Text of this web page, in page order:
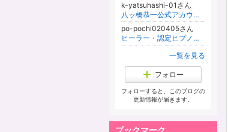
k-yatsuhashi-01さん
八ッ橋恭一公式アカウント(唯一無二アカウント)公式ブログ「博麗大世界へようこそ」
po-pochi020405さん
ヒーラー・認定ヒプノセラピスト/♡愛され女神メソッド専門家/科学を土台とした気功/現代気功協会SALARIA一期生
一覧を見る
フォロー
フォローすると、このブログの
更新情報が届きます。
ブックマーク